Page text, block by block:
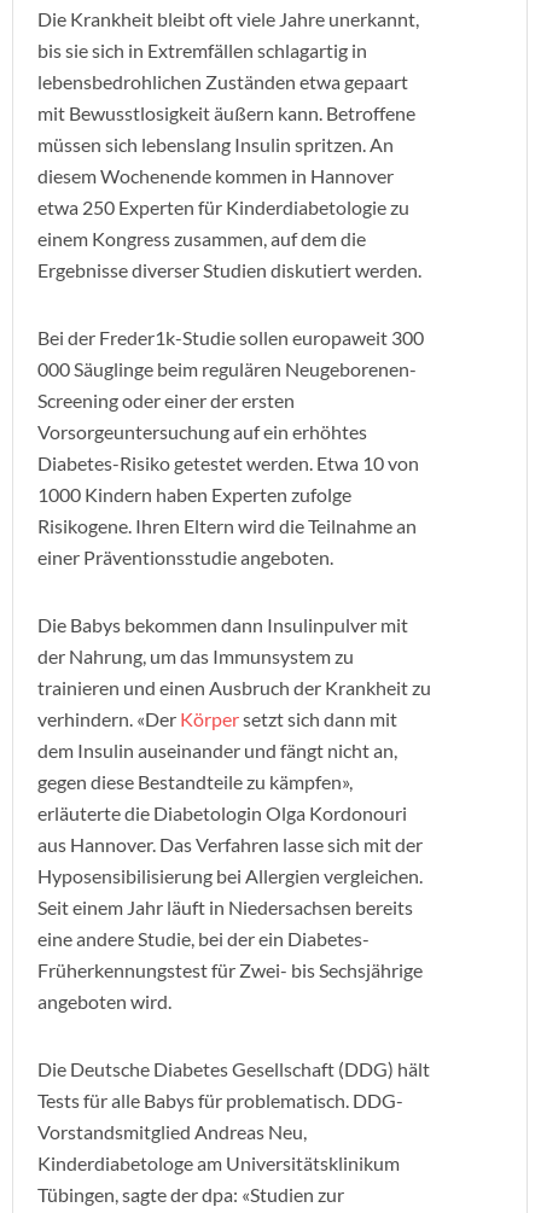
Die Krankheit bleibt oft viele Jahre unerkannt,
bis sie sich in Extremfällen schlagartig in
lebensbedrohlichen Zuständen etwa gepaart
mit Bewusstlosigkeit äußern kann. Betroffene
müssen sich lebenslang Insulin spritzen. An
diesem Wochenende kommen in Hannover
etwa 250 Experten für Kinderdiabetologie zu
einem Kongress zusammen, auf dem die
Ergebnisse diverser Studien diskutiert werden.
Bei der Freder1k-Studie sollen europaweit 300
000 Säuglinge beim regulären Neugeborenen-
Screening oder einer der ersten
Vorsorgeuntersuchung auf ein erhöhtes
Diabetes-Risiko getestet werden. Etwa 10 von
1000 Kindern haben Experten zufolge
Risikogene. Ihren Eltern wird die Teilnahme an
einer Präventionsstudie angeboten.
Die Babys bekommen dann Insulinpulver mit
der Nahrung, um das Immunsystem zu
trainieren und einen Ausbruch der Krankheit zu
verhindern. «Der Körpersetzt sich dann mit
dem Insulin auseinander und fängt nicht an,
gegen diese Bestandteile zu kämpfen»,
erläuterte die Diabetologin Olga Kordonouri
aus Hannover. Das Verfahren lasse sich mit der
Hyposensibilisierung bei Allergien vergleichen.
Seit einem Jahr läuft in Niedersachsen bereits
eine andere Studie, bei der ein Diabetes-
Früherkennungstest für Zwei- bis Sechsjährige
angeboten wird.
Die Deutsche Diabetes Gesellschaft (DDG) hält
Tests für alle Babys für problematisch. DDG-
Vorstandsmitglied Andreas Neu,
Kinderdiabetologe am Universitätsklinikum
Tübingen, sagte der dpa: «Studien zur